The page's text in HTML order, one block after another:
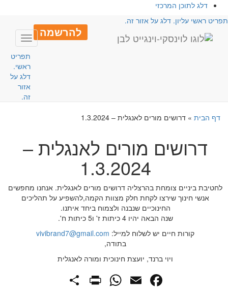
דלג לתוכן המרכזי
ראשי עליון. דלג על אזור זה.
להרשמה
Toggle
תפריט
ראשי.
דלג על
אזור
זה.
דף הבית» דרושים מורים לאנגלית – 1.3.2024
דרושים מורים לאנגלית –
1.3.2024
לחטיבת ביניים צומחת בהרצליה דרושים מורים לאנגלית. אנחנו מחפשים
אנשי חינוך שירצו לקחת חלק מצוות הקמה,להשפיע על תהליכים
החינוכיים שנבנה ולצמוח ביחד איתנו.
שנה הבאה יהיו 4 כיתות ז' ו5 כיתות ח'.
קורות חיים יש לשלוח למייל: vivibrand7@gmail.com
בתודה,
ויוי ברנד, יועצת חינוכית ומורה לאנגלית
Facebook
Email
WhatsApp